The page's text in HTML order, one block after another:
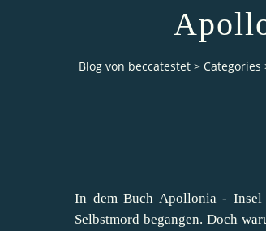
Blog von beccatestet > Categories
In dem Buch Apollonia - Insel
Selbstmord begangen. Doch